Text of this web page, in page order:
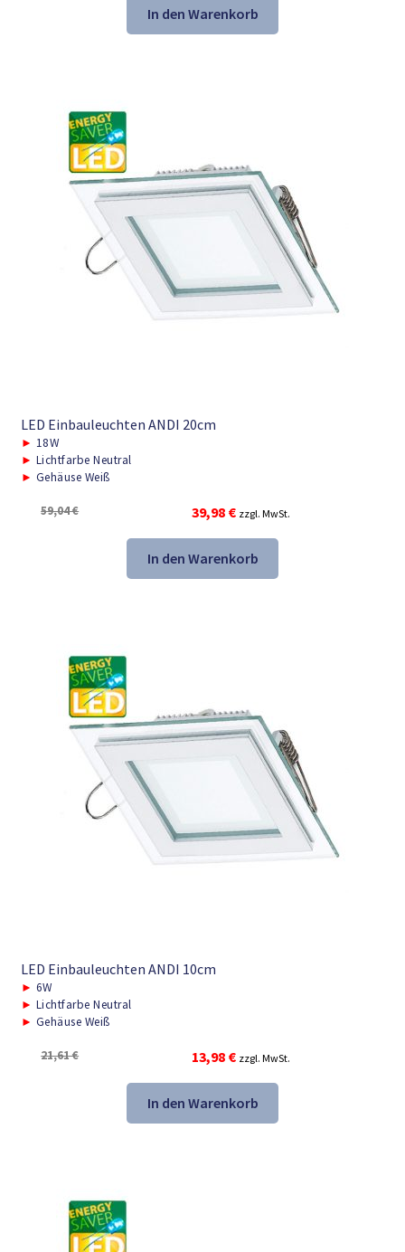
war:
17,67 €
ist:
11,98 €.
In den Warenkorb
LED Einbauleuchten ANDI 20cm
► 18W
► Lichtfarbe Neutral
► Gehäuse Weiß
59,04€
Ursprünglicher
Preis
war:
59,04 €
39,98 €Aktueller
Preis
ist:
39,98 €.
zzgl. MwSt.
In den Warenkorb
LED Einbauleuchten ANDI 10cm
► 6W
► Lichtfarbe Neutral
► Gehäuse Weiß
21,61€
Ursprünglicher
Preis
war:
21,61 €
13,98 €Aktueller
Preis
ist:
13,98 €.
zzgl. MwSt.
In den Warenkorb